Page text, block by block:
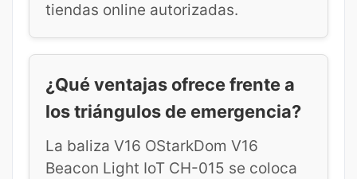
tiendas online autorizadas.
¿Qué ventajas ofrece frente a
los triángulos de emergencia?
La baliza V16 OStarkDom V16
Beacon Light IoT CH-015 se coloca